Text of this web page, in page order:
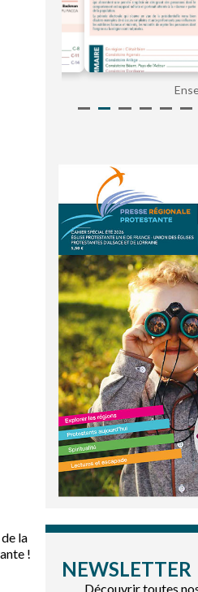
la
!
NEWSLETTER
Découvrir toutes